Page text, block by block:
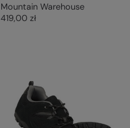
Mountain Warehouse
419,00 zł